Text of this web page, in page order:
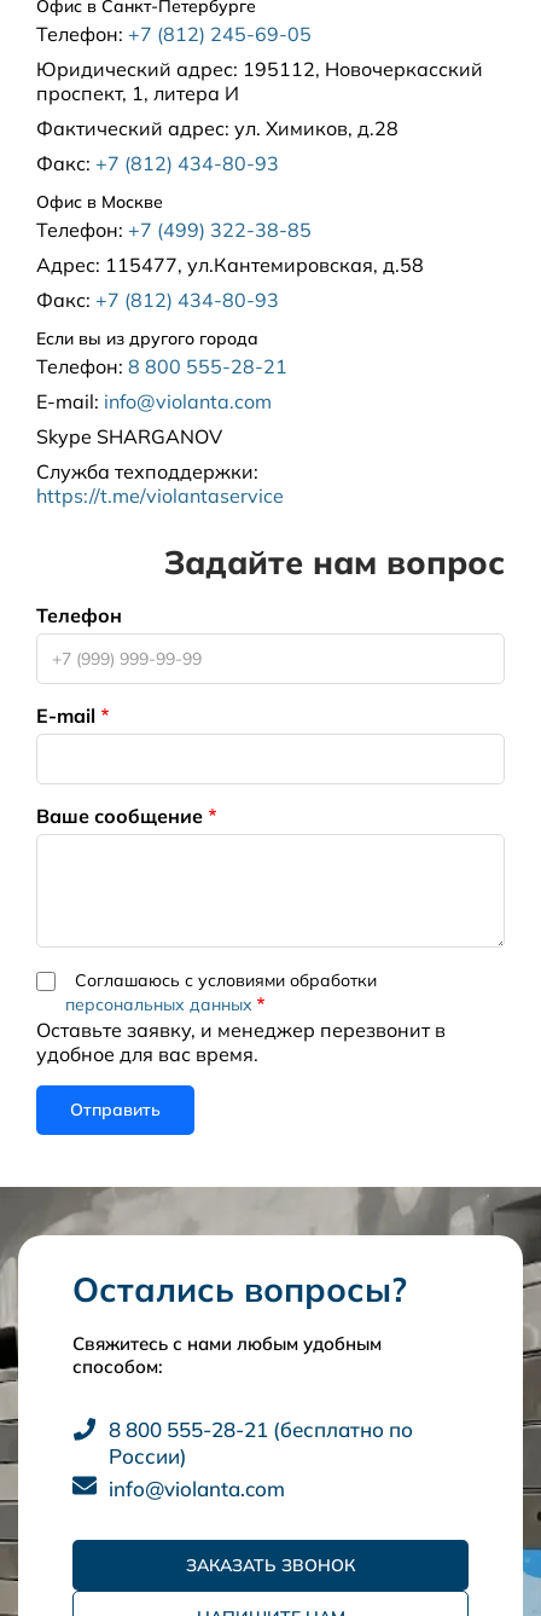
Офис в Санкт-Петербурге
Телефон: +7 (812) 245-69-05
Юридический адрес: 195112, Новочеркасский
проспект, 1, литера И
Фактический адрес: ул. Химиков, д.28
Факс: +7 (812) 434-80-93
Офис в Москве
Телефон: +7 (499) 322-38-85
Адрес: 115477, ул.Кантемировская, д.58
Факс: +7 (812) 434-80-93
Если вы из другого города
Телефон: 8 800 555-28-21
E-mail: info@violanta.com
Skype SHARGANOV
Служба техподдержки:
https://t.me/violantaservice
Задайте нам вопрос
Телефон
E-mail
Ваше сообщение
Соглашаюсь с условиями обработки
персональных данных
Оставьте заявку, и менеджер перезвонит в
удобное для вас время.
Остались вопросы?
Свяжитесь с нами любым удобным
способом:
8 800 555-28-21 (бесплатно по
России)
info@violanta.com
ЗАКАЗАТЬ ЗВОНОК